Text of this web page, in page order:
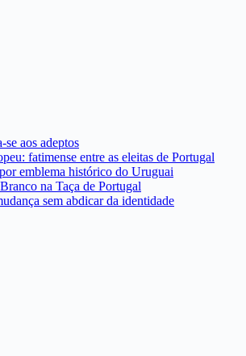
aos adeptos
fatimense entre as eleitas de Portugal
emblema histórico do Uruguai
na Taça de Portugal
sem abdicar da identidade